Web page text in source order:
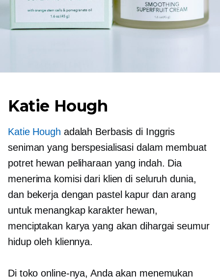
Katie Hough
Katie Hough adalah Berbasis di Inggris
seniman yang berspesialisasi dalam membuat
potret hewan peliharaan yang indah. Dia
menerima komisi dari klien di seluruh dunia,
dan bekerja dengan pastel kapur dan arang
untuk menangkap karakter hewan,
menciptakan karya yang akan dihargai seumur
hidup oleh kliennya.
Di toko online-nya, Anda akan menemukan